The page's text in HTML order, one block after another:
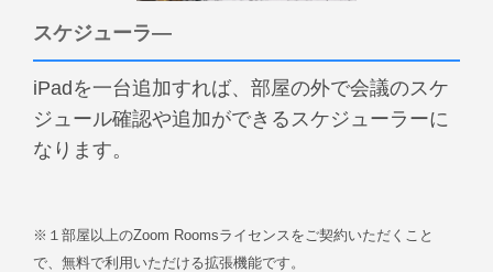
スケジューラ―
iPadを一台追加すれば、部屋の外で会議のスケ
ジュール確認や追加ができるスケジューラーに
なります。
※１部屋以上のZoom Roomsライセンスをご契約いただくこと
で、無料で利用いただける拡張機能です。